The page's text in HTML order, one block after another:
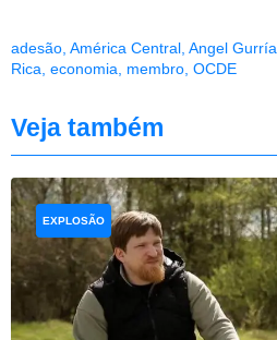
adesão América Central Angel Gurría
Rica economia membro OCDE
Veja também
EXPLOSÃO